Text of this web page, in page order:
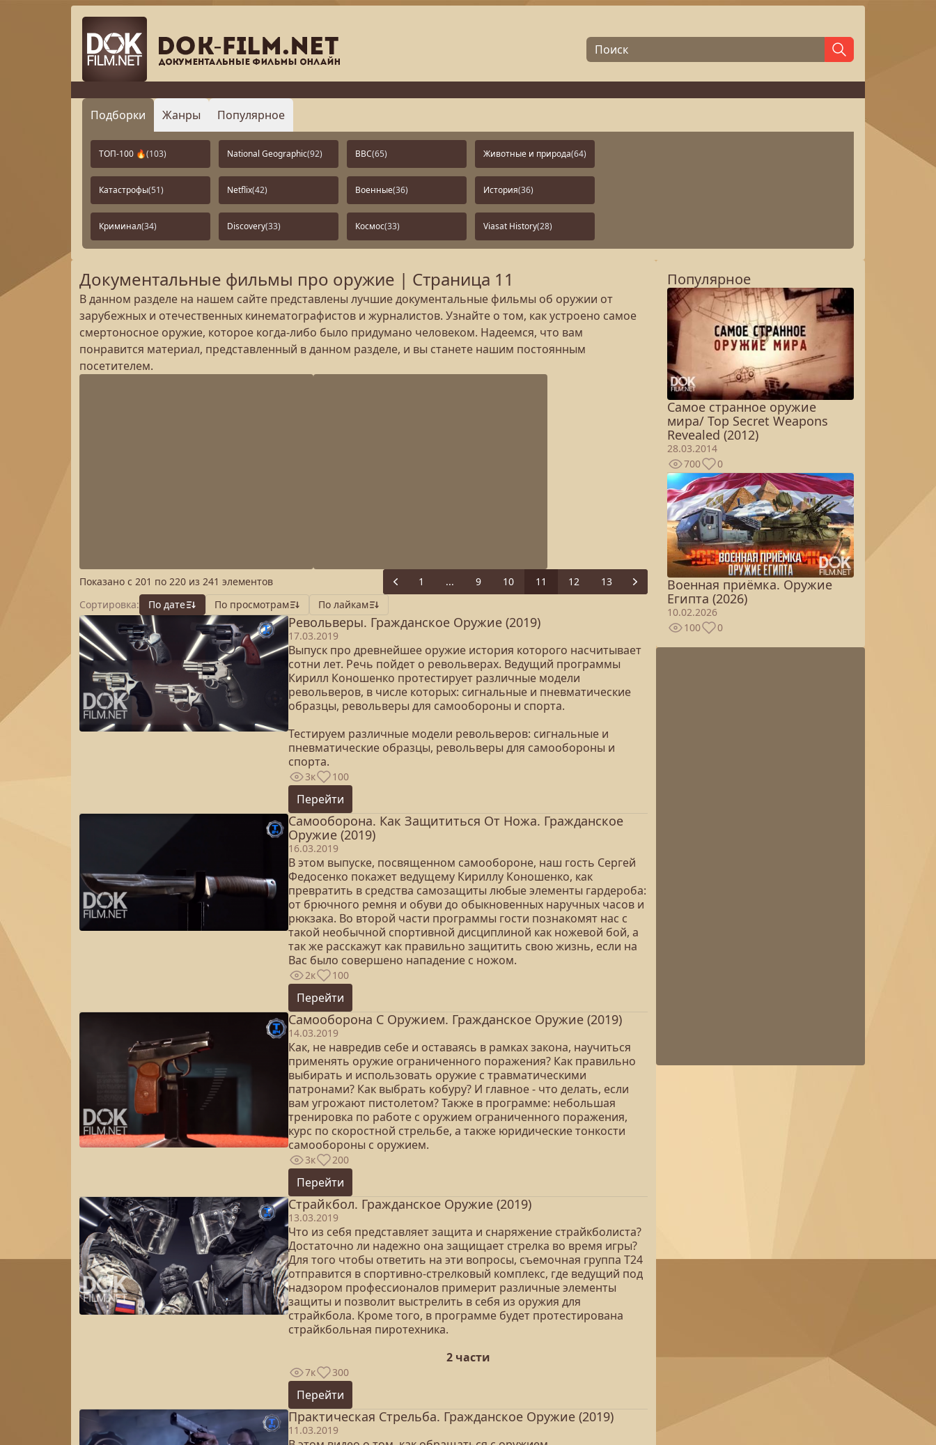
Подборки Жанры Популярное
ТОП-100 🔥(103) National Geographic(92) BBC(65) Животные и природа(64)
Катастрофы(51) Netflix(42) Военные(36) История(36)
Криминал(34) Discovery(33) Космос(33) Viasat History(28)
Документальные фильмы про оружие | Страница 11
В данном разделе на нашем сайте представлены лучшие документальные фильмы об оружии от
зарубежных и отечественных кинематографистов и журналистов. Узнайте о том, как устроено самое
смертоносное оружие, которое когда-либо было придумано человеком. Надеемся, что вам
понравится материал, представленный в данном разделе, и вы станете нашим постоянным
посетителем.
Показано с 201 по 220 из 241 элементов Previous
1 ... 9 10 11 12 13
Next
Сортировка:
По дате По просмотрам По лайкам
Револьверы. Гражданское Оружие (2019)
17.03.2019
Выпуск про древнейшее оружие история которого насчитывает
сотни лет. Речь пойдет о револьверах. Ведущий программы
Кирилл Коношенко протестирует различные модели
револьверов, в числе которых: сигнальные и пневматические
образцы, револьверы для самообороны и спорта.
Тестируем различные модели револьверов: сигнальные и
пневматические образцы, револьверы для самообороны и
спорта.
3к 100
Перейти
Самооборона. Как Защититься От Ножа. Гражданское
Оружие (2019)
16.03.2019
В этом выпуске, посвященном самообороне, наш гость Сергей
Федосенко покажет ведущему Кириллу Коношенко, как
превратить в средства самозащиты любые элементы гардероба:
от брючного ремня и обуви до обыкновенных наручных часов и
рюкзака. Во второй части программы гости познакомят нас с
такой необычной спортивной дисциплиной как ножевой бой, а
так же расскажут как правильно защитить свою жизнь, если на
Вас было совершено нападение с ножом.
2к 100
Перейти
Самооборона С Оружием. Гражданское Оружие (2019)
14.03.2019
Как, не навредив себе и оставаясь в рамках закона, научиться
применять оружие ограниченного поражения? Как правильно
выбирать и использовать оружие с травматическими
патронами? Как выбрать кобуру? И главное - что делать, если
вам угрожают пистолетом? Также в программе: небольшая
тренировка по работе с оружием ограниченного поражения,
курс по скоростной стрельбе, а также юридические тонкости
самообороны с оружием.
3к 200
Перейти
Страйкбол. Гражданское Оружие (2019)
13.03.2019
Что из себя представляет защита и снаряжение страйкболиста?
Достаточно ли надежно она защищает стрелка во время игры?
Для того чтобы ответить на эти вопросы, съемочная группа Т24
отправится в спортивно-стрелковый комплекс, где ведущий под
надзором профессионалов примерит различные элементы
защиты и позволит выстрелить в себя из оружия для
страйкбола. Кроме того, в программе будет протестирована
страйкбольная пиротехника.
2 части
7к 300
Перейти
Практическая Стрельба. Гражданское Оружие (2019)
11.03.2019
Популярное
Самое странное оружие
мира/ Top Secret Weapons
Revealed (2012)
28.03.2014
700
0
Военная приёмка. Оружие
Египта (2026)
10.02.2026
100
0